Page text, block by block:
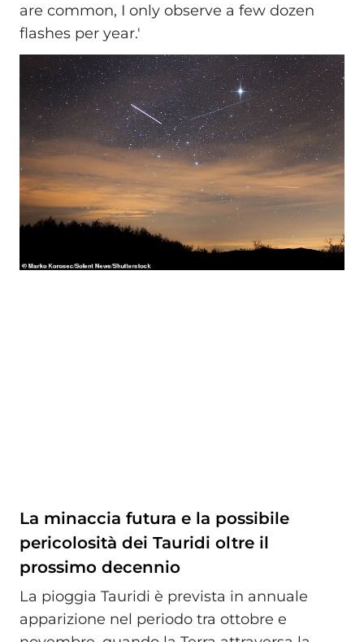
are common, I only observe a few dozen
flashes per year.'
La minaccia futura e la possibile
pericolosità dei Tauridi oltre il
prossimo decennio
La pioggia Tauridi è prevista in annuale
apparizione nel periodo tra ottobre e